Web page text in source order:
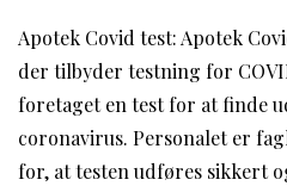
Apotek Covid test: Apotek
der tilbyder testning for
foretaget en test for at finde
coronavirus. Personalet er
for, at testen udføres sikkert